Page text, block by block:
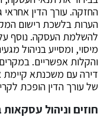
החזקה. עורך הדין
הערות בלשכת רישום
להשלמת העסקה. נוסף על
מיסוי, ומסייע בניהול
והקלות אפשריים.
דירה עם משכנתא קיימת
של עורך הדין הופכת
חוזים וניהול